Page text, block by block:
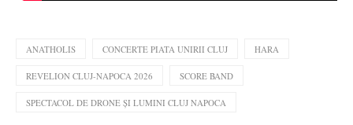
ANATHOLIS CONCERTE PIATA UNIRII CLUJ HARA
REVELION CLUJ-NAPOCA 2026 SCORE BAND
SPECTACOL DE DRONE ȘI LUMINI CLUJ NAPOCA